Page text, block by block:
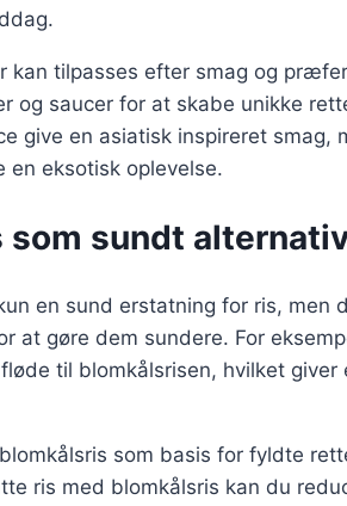
kan tilpasses efter smag og
og saucer for at skabe unikke
give en asiatisk inspireret smag,
en eksotisk oplevelse.
som sundt
en sund erstatning for ris, men
at gøre dem sundere. For
til blomkålsrisen, hvilket
som basis for fyldte
ris med blomkålsris kan du